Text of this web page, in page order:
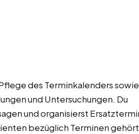
des Terminkalenders sowie
und Untersuchungen. Du
und organisierst
bezüglich Terminen gehört